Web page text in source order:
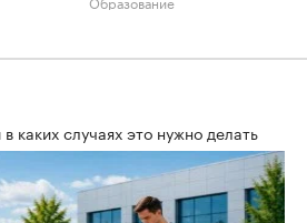
каких случаях это нужно делать